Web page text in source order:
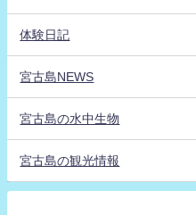
体験日記
宮古島NEWS
宮古島の水中生物
宮古島の観光情報